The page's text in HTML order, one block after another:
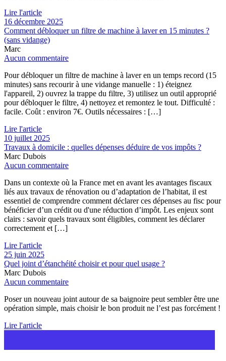
Lire l'article
16 décembre 2025
Comment débloquer un filtre de machine à laver en 15 minutes ?
(sans vidange)
Marc
Aucun commentaire
Pour débloquer un filtre de machine à laver en un temps record (15
minutes) sans recourir à une vidange manuelle : 1) éteignez
l'appareil, 2) ouvrez la trappe du filtre, 3) utilisez un outil approprié
pour débloquer le filtre, 4) nettoyez et remontez le tout. Difficulté :
facile. Coût : environ 7€. Outils nécessaires : […]
Lire l'article
10 juillet 2025
Travaux à domicile : quelles dépenses déduire de vos impôts ?
Marc Dubois
Aucun commentaire
Dans un contexte où la France met en avant les avantages fiscaux
liés aux travaux de rénovation ou d’adaptation de l’habitat, il est
essentiel de comprendre comment déclarer ces dépenses au fisc pour
bénéficier d’un crédit ou d'une réduction d’impôt. Les enjeux sont
clairs : savoir quels travaux sont éligibles, comment les déclarer
correctement et […]
Lire l'article
25 juin 2025
Quel joint d’étanchéité choisir et pour quel usage ?
Marc Dubois
Aucun commentaire
Poser un nouveau joint autour de sa baignoire peut sembler être une
opération simple, mais choisir le bon produit ne l’est pas forcément !
Lire l'article